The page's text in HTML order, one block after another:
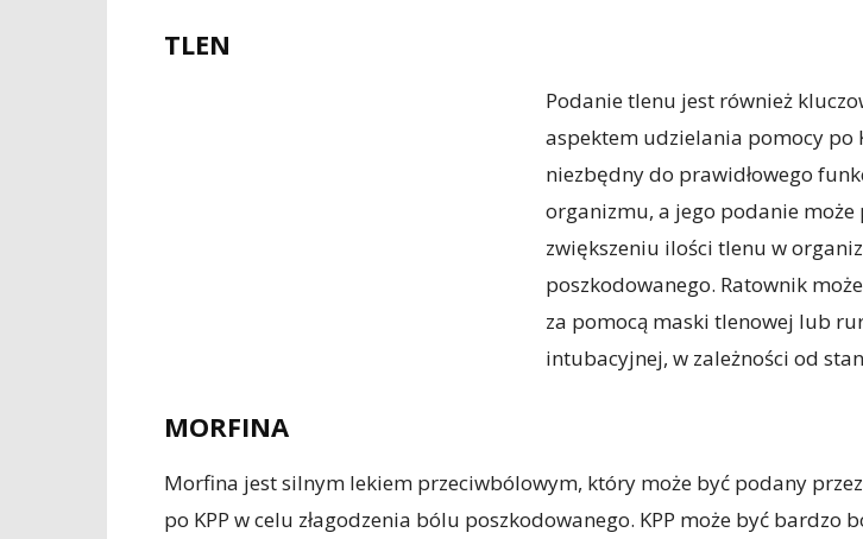
TLEN
Podanie tlenu jest również
aspektem udzielania pomocy po
niezbędny do prawidłowego
organizmu, a jego podanie może
zwiększeniu ilości tlenu w
poszkodowanego. Ratownik
za pomocą maski tlenowej lub
intubacyjnej, w zależności od
MORFINA
Morfina jest silnym lekiem przeciwbólowym, który może być podany
po KPP w celu złagodzenia bólu poszkodowanego. KPP może być bardzo